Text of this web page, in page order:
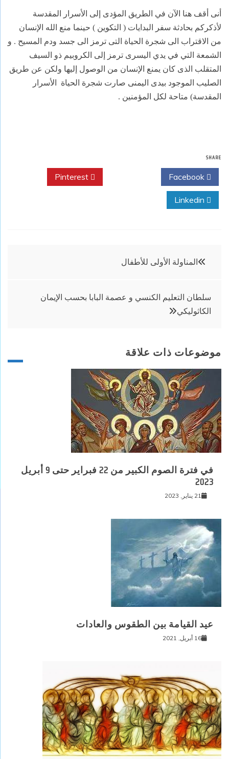
أنى أقف هنا الآن في الطريق المؤدى إلى الأسرار المقدسة
لأذكركم بحادثة سفر البدايات ( التكوين ) حينما منع الله الإنسان
من الاقتراب الى شجرة الحياة التى ترمز الى جسد ودم المسيح . و
الشمعة التي في يدي اليسرى ترمز إلى الكروبيم ذو السيف
المتقلب الذى كان يمنع الإنسان من الوصول إليها ولكن عن طريق
الصليب الموجود بيدى اليمنى صارت شجرة الحياة
الأسرار
المقدسة) متاحة لكل المؤمنين .
SHARE
تصفّح
المناولة الأولى للأطفال
سلطان التعليم الكنسي و عصمة البابا بحسب الإيمان
الكاثوليكي
موضوعات ذات علاقة
في فترة الصوم الكبير من 22 فبراير حتى 9 أبريل
2023
21 يناير, 2023
عيد القيامة بين الطقوس والعادات
16 أبريل, 2021